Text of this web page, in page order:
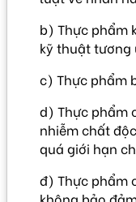
b) Thực phẩm
kỹ thuật tương
c) Thực phẩm
d) Thực phẩm
nhiễm chất
quá giới hạn
đ) Thực phẩm
không bảo